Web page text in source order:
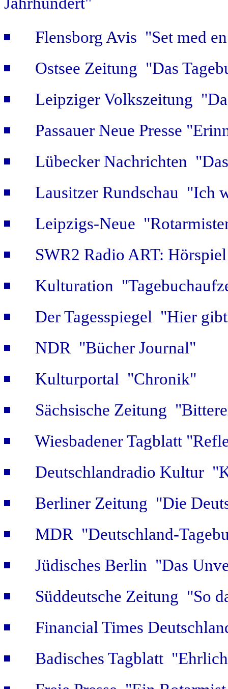
Jahrhundert"
Flensborg Avis "Set med
Ostsee Zeitung "Das
Leipziger Volkszeitung
Passauer Neue Presse
Lübecker Nachrichten
Lausitzer Rundschau "Ich
Leipzigs-Neue
SWR2 Radio ART: Hörspiel
Kulturation
Der Tagesspiegel "Hier
NDR "Bücher Journal"
Kulturportal "Chronik"
Sächsische Zeitung
Wiesbadener Tagblatt
Deutschlandradio Kultur
Berliner Zeitung "Die
MDR "Deutschland-
Jüdisches Berlin "Das
Süddeutsche Zeitung "So
Financial Times
Badisches Tagblatt